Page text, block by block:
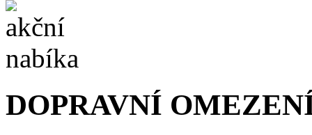
DOPRAVNÍ